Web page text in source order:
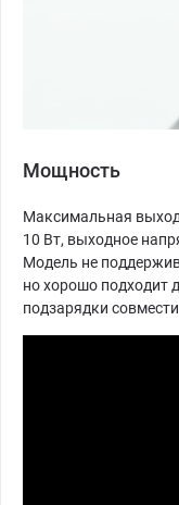
Мощность
Максимальная
10 Вт, выходное
Модель не
но хорошо подходит
подзарядки